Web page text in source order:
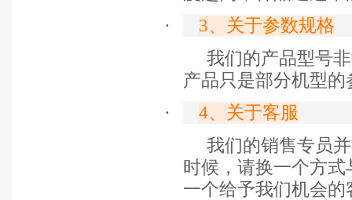
·
3、关于参数规格
我们的产品型号
产品只是部分机型
·
4、关于客服
我们的销售专员
时候，请换一个方
一个给予我们机会